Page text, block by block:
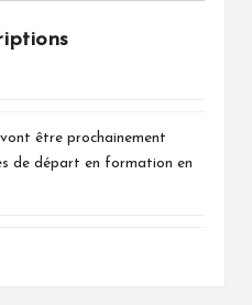
être prochainement
de départ en formation en